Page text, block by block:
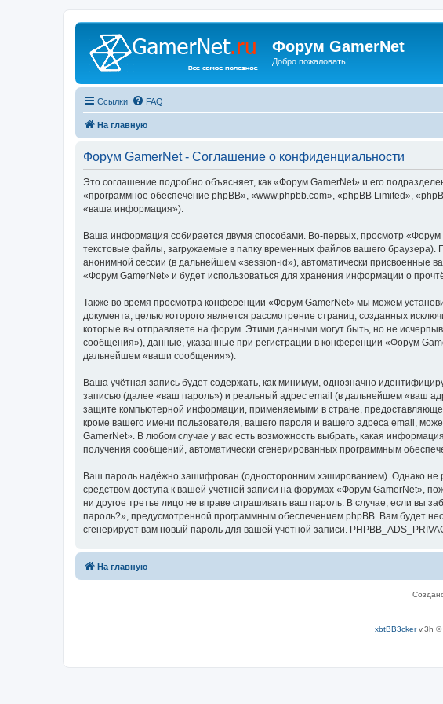
Форум GamerNet
Добро пожаловать!
Ссылки FAQ
На главную
Форум GamerNet - Соглашение о конфиденциальности
Это соглашение подробно объясняет, как «Форум GamerNet» и его
«программное обеспечение phpBB», «www.phpbb.com», «phpBB Limited»,
«ваша информация»).
Ваша информация собирается двумя способами. Во-первых, просмотр
текстовые файлы, загружаемые в папку временных файлов вашего
анонимной сессии (в дальнейшем «session-id»), автоматически присвоенные
«Форум GamerNet» и будет использоваться для хранения информации о
Также во время просмотра конференции «Форум GamerNet» мы можем
документа, целью которого является рассмотрение страниц, созданных
которые вы отправляете на форум. Этими данными могут быть, но не
сообщения»), данные, указанные при регистрации в конференции «Форум
дальнейшем «ваши сообщения»).
Ваша учётная запись будет содержать, как минимум, однозначно
записью (далее «ваш пароль») и реальный адрес email (в дальнейшем «ваш
защите компьютерной информации, применяемыми в стране,
кроме вашего имени пользователя, вашего пароля и вашего адреса email,
GamerNet». В любом случае у вас есть возможность выбрать, какая
получения сообщений, автоматически сгенерированных программным
Ваш пароль надёжно зашифрован (односторонним хэшированием). Однако не
средством доступа к вашей учётной записи на форумах «Форум GamerNet»,
ни другое третье лицо не вправе спрашивать ваш пароль. В случае, если вы
пароль?», предусмотренной программным обеспечением phpBB. Вам будет
сгенерирует вам новый пароль для вашей учётной записи.
На главную
xbtBB3ckerv.3h ©